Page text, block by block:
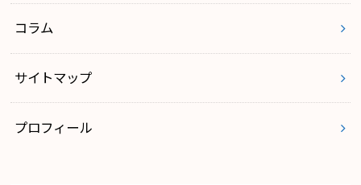
コラム
サイトマップ
プロフィール